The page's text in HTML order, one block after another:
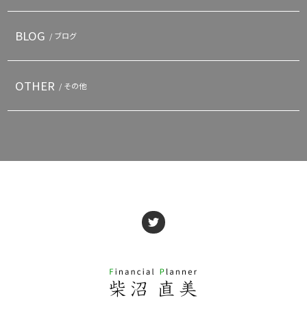
BLOG / ブログ
OTHER / その他